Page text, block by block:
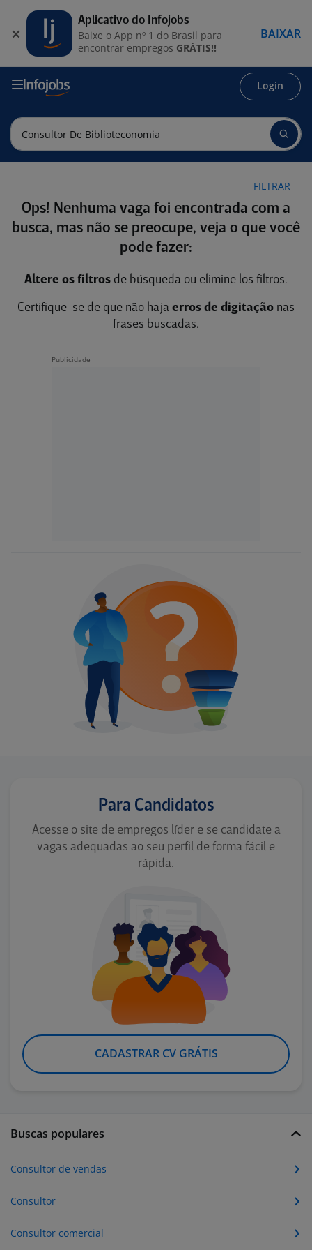
Login
FILTRAR
Ops! Nenhuma vaga foi encontrada com a
busca, mas não se preocupe, veja o que você
pode fazer:
Altere os filtros de búsqueda ou elimine los filtros.
Certifique-se de que não haja erros de digitação nas
frases buscadas.
Para Candidatos
Acesse o site de empregos líder e se candidate a
vagas adequadas ao seu perfil de forma fácil e
rápida.
CADASTRAR CV GRÁTIS
Buscas populares
Consultor de vendas
Consultor
Consultor comercial
Aplicativo do Infojobs
Baixe o App nº 1 do Brasil para
encontrar empregos GRÁTIS!!
BAIXAR